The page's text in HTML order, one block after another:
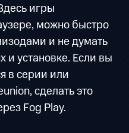
игры
можно быстро
и не думать
и установке. Если вы
в серии или
сделать это
Fog Play.